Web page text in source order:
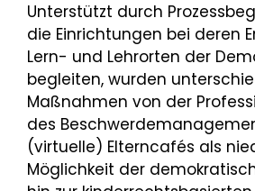
Unterstützt durch
die Einrichtungen bei deren
Lern- und Lehrorten der
begleiten, wurden
Maßnahmen von der
des
(virtuelle) Elterncafés als
Möglichkeit der